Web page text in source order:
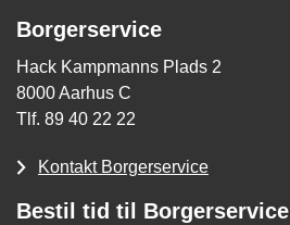
Borgerservice
Hack Kampmanns Plads 2
8000 Aarhus C
Tlf. 89 40 22 22
Kontakt Borgerservice
Bestil tid til Borgerservice